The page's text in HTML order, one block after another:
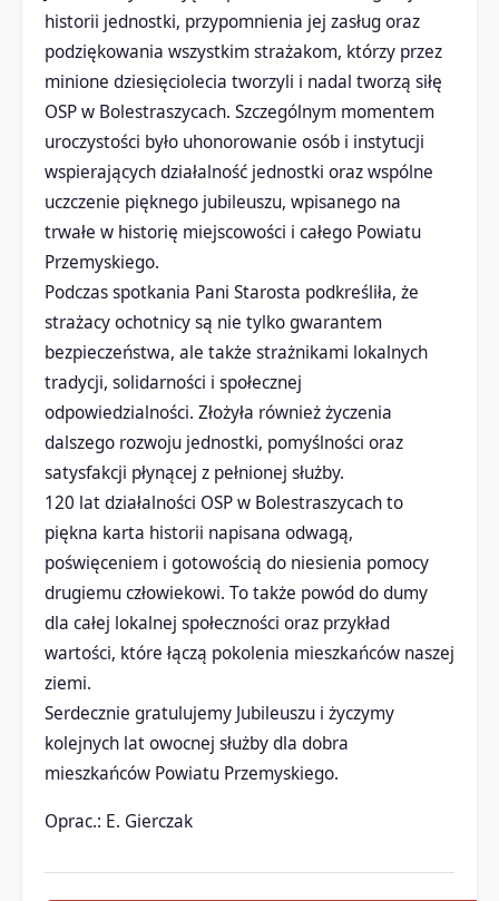
historii jednostki, przypomnienia jej zasług oraz
podziękowania wszystkim strażakom, którzy przez
minione dziesięciolecia tworzyli i nadal tworzą siłę
OSP w Bolestraszycach. Szczególnym momentem
uroczystości było uhonorowanie osób i instytucji
wspierających działalność jednostki oraz wspólne
uczczenie pięknego jubileuszu, wpisanego na
trwałe w historię miejscowości i całego Powiatu
Przemyskiego.
Podczas spotkania Pani Starosta podkreśliła, że
strażacy ochotnicy są nie tylko gwarantem
bezpieczeństwa, ale także strażnikami lokalnych
tradycji, solidarności i społecznej
odpowiedzialności. Złożyła również życzenia
dalszego rozwoju jednostki, pomyślności oraz
satysfakcji płynącej z pełnionej służby.
120 lat działalności OSP w Bolestraszycach to
piękna karta historii napisana odwagą,
poświęceniem i gotowością do niesienia pomocy
drugiemu człowiekowi. To także powód do dumy
dla całej lokalnej społeczności oraz przykład
wartości, które łączą pokolenia mieszkańców naszej
ziemi.
Serdecznie gratulujemy Jubileuszu i życzymy
kolejnych lat owocnej służby dla dobra
mieszkańców Powiatu Przemyskiego.
Oprac.: E. Gierczak